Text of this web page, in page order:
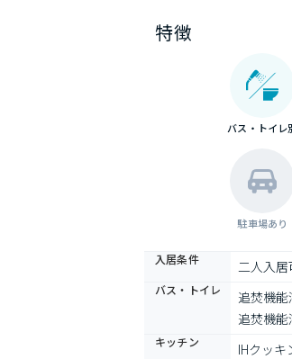
特徴
バス・トイレ
駐車場あり
入居条件 二人入
バス・トイレ
追焚機
追焚機
キッチン IHクッ